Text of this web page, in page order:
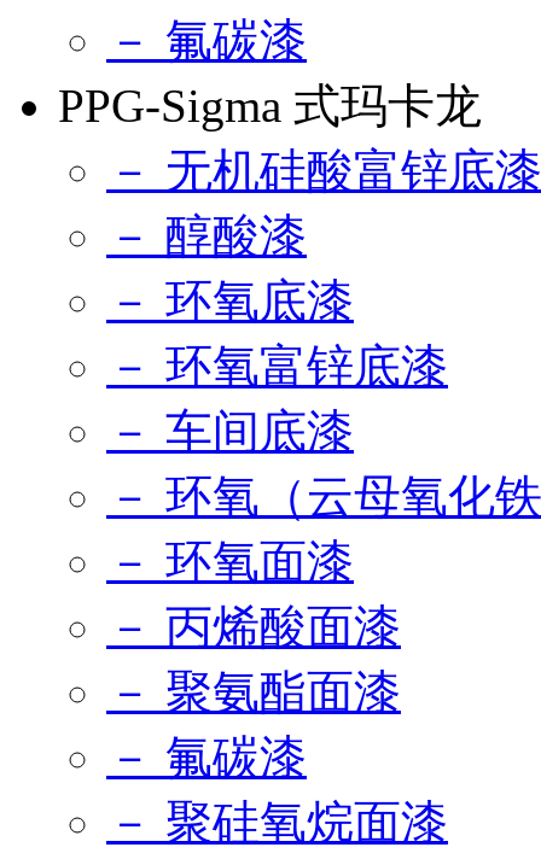
－ 氟碳漆
PPG-Sigma 式玛卡龙
－ 无机硅酸富锌底漆
－ 醇酸漆
－ 环氧底漆
－ 环氧富锌底漆
－ 车间底漆
－ 环氧（云母氧化
－ 环氧面漆
－ 丙烯酸面漆
－ 聚氨酯面漆
－ 氟碳漆
－ 聚硅氧烷面漆